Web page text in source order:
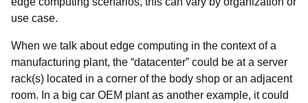
use case.
When we talk about edge computing in the context of a
manufacturing plant, the “datacenter” could be at a server
rack(s) located in a corner of the body shop or an adjacent
room. In a big car OEM plant as another example, it could